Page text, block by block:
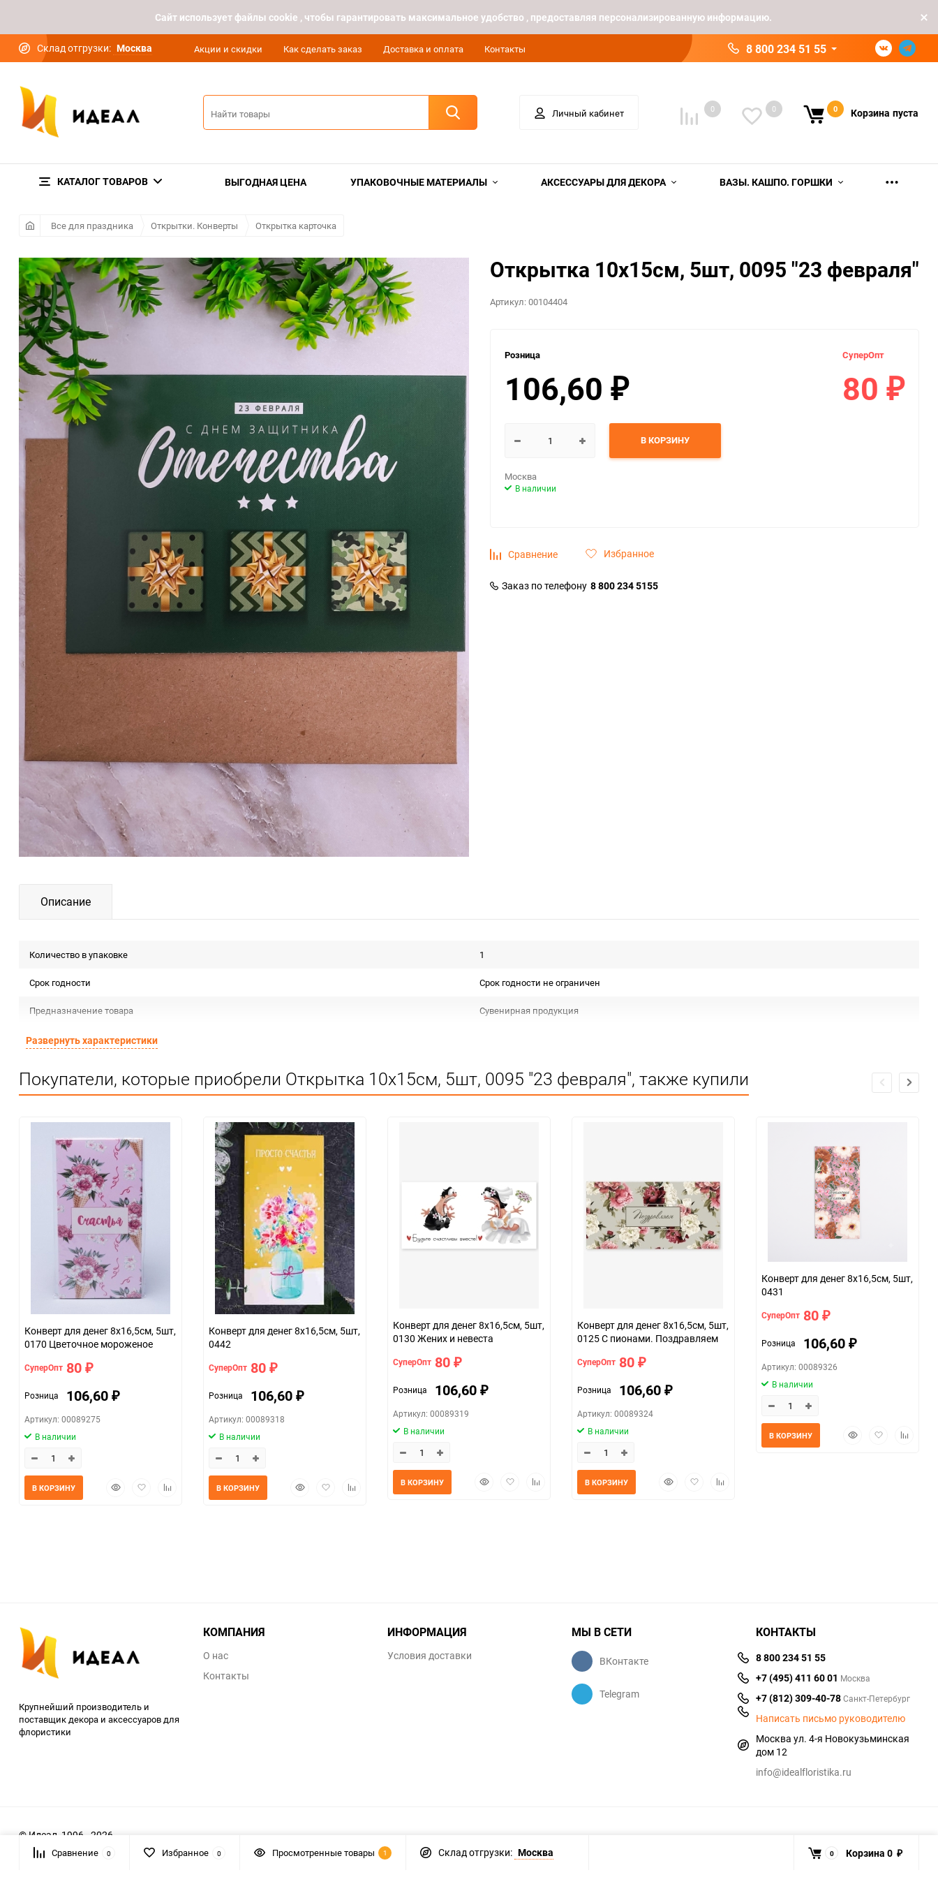
Cайт использует файлы cookie , чтобы гарантировать максимальное удобство , предоставляя персонализированную информацию.
Склад отгрузки: Москва Акции и скидки Как сделать заказ Доставка и оплата Контакты 8 800 234 51 55
Личный кабинет 0 0 0 Корзина пуста
КАТАЛОГ ТОВАРОВ ВЫГОДНАЯ ЦЕНА УПАКОВОЧНЫЕ МАТЕРИАЛЫ АКСЕССУАРЫ ДЛЯ ДЕКОРА ВАЗЫ. КАШПО. ГОРШКИ
Все для праздника Открытки. Конверты Открытка карточка
Открытка 10х15см, 5шт, 0095 "23 февраля"
Артикул:00104404
Розница
106,60 ₽
СуперОпт
80 ₽
В КОРЗИНУ
Москва
В наличии
Сравнение Избранное
Заказ по телефону 8 800 234 5155
Описание
Количество в упаковке 1
Срок годности Срок годности не ограничен
Предназначение товара Сувенирная продукция
Сертификация
Минимальное количество 1
Единица измерения
Развернуть характеристики
Покупатели, которые приобрели Открытка 10х15см, 5шт, 0095 "23 февраля", также купили
Конверт для денег 8х16,5см, 5шт,
0170 Цветочное мороженое
СуперОпт 80 ₽
Розница 106,60 ₽
Артикул: 00089275
В наличии
БыстрыйДобавитьДобавить
В КОРЗИНУ
Конверт для денег 8х16,5см, 5шт,
0442
СуперОпт 80 ₽
Розница 106,60 ₽
Артикул: 00089318
В наличии
БыстрыйДобавитьДобавить
В КОРЗИНУ
Конверт для денег 8х16,5см, 5шт,
0130 Жених и невеста
СуперОпт 80 ₽
Розница 106,60 ₽
Артикул: 00089319
В наличии
БыстрыйДобавитьДобавить
В КОРЗИНУ
Конверт для денег 8х16,5см, 5шт,
0125 С пионами. Поздравляем
СуперОпт 80 ₽
Розница 106,60 ₽
Артикул: 00089324
В наличии
БыстрыйДобавитьДобавить
В КОРЗИНУ
Конверт для денег 8х16,5см, 5шт,
0431
СуперОпт 80 ₽
Розница 106,60 ₽
Артикул: 00089326
В наличии
БыстрыйДобавить
В КОРЗИНУ
Крупнейший производитель и
поставщик декора и аксессуаров для
флористики
КОМПАНИЯ
О нас
Контакты
ИНФОРМАЦИЯ
Условия доставки
МЫ В СЕТИ
ВКонтакте
Telegram
КОНТАКТЫ
8 800 234 51 55
+7 (495) 411 60 01 Москва
+7 (812) 309-40-78Санкт-Петербург
Написать письмо руководителю
Москва ул. 4-я Новокузьминская
дом 12
info@idealfloristika.ru
© Идеал, 1996 - 2026
Сравнение 0 Избранное 0 Просмотренные товары 1 Склад отгрузки: Москва 0 Корзина 0 ₽